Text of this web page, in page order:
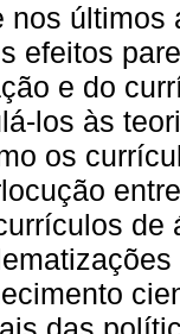
nos
efeitos
e do
los às
os